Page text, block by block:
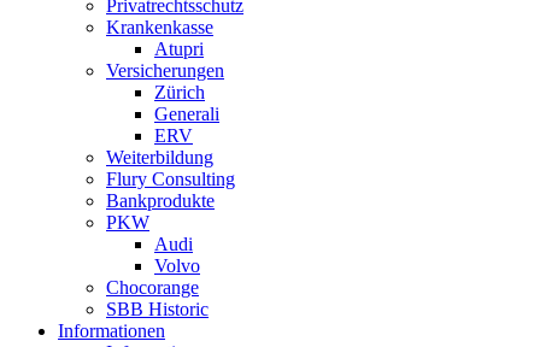
Privatrechtsschutz
Krankenkasse
Atupri
Versicherungen
Zürich
Generali
ERV
Weiterbildung
Flury Consulting
Bankprodukte
PKW
Audi
Volvo
Chocorange
SBB Historic
Informationen